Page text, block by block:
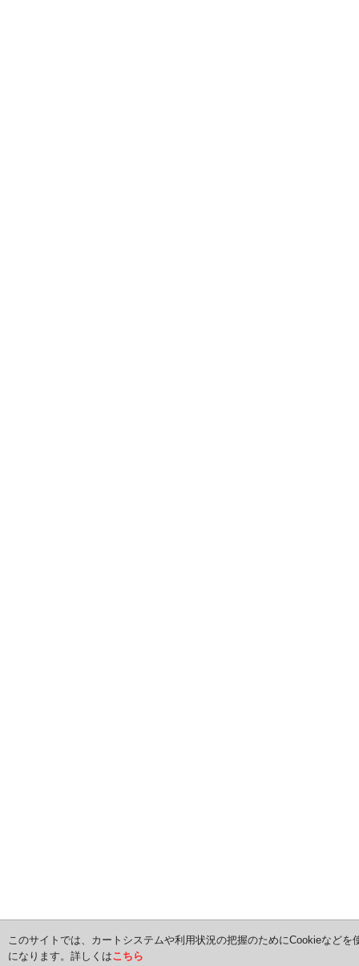
このサイトでは、カートシステムや利用状況の把握のためにCookieなど
になります。詳しくはこちら